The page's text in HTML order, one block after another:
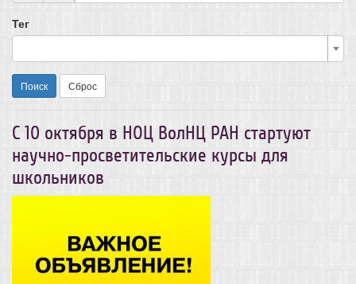
Тег
Поиск Сброс
С 10 октября в НОЦ ВолНЦ РАН стартуют
научно-просветительские курсы для
школьников